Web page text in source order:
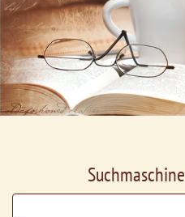
Suchmaschine